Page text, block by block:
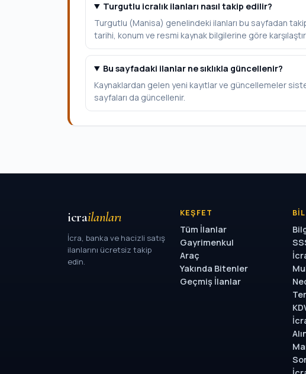
Turgutlu icralık ilanları nasıl takip edilir?
Turgutlu (Manisa) genelindeki ilanları bu sayfadan
tarihi, konum ve resmi kaynak bilgilerine göre
Bu sayfadaki ilanlar ne sıklıkla güncellenir?
Kaynaklardan gelen yeni kayıtlar ve güncellemeler
sayfaları da güncellenir.
icrailanları
İcra, banka ve hacizli satış
ilanlarını ücretsiz takip
edin.
KEŞFET
Tüm İlanlar
Gayrimenkul
Araç
Yakında Bitenler
Geçmiş İlanlar